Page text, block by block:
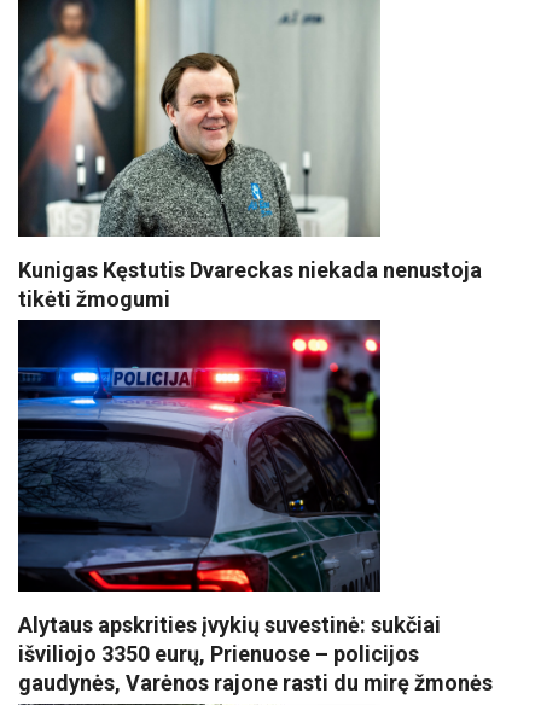
Kunigas Kęstutis Dvareckas niekada nenustoja
tikėti žmogumi
Alytaus apskrities įvykių suvestinė: sukčiai
išviliojo 3350 eurų, Prienuose – policijos
gaudynės, Varėnos rajone rasti du mirę žmonės